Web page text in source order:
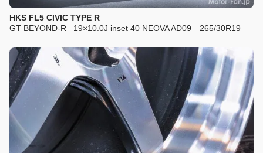
HKS FL5 CIVIC TYPE R
GT BEYOND-R 19×10.0J inset 40 NEOVA AD09 265/30R19